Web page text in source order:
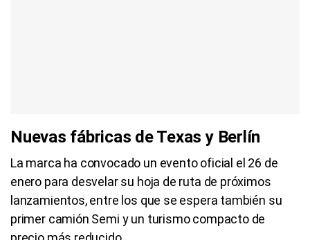
Nuevas fábricas de Texas y Berlín
La marca ha convocado un evento oficial el 26 de
enero para desvelar su hoja de ruta de próximos
lanzamientos, entre los que se espera también su
primer camión Semi y un turismo compacto de